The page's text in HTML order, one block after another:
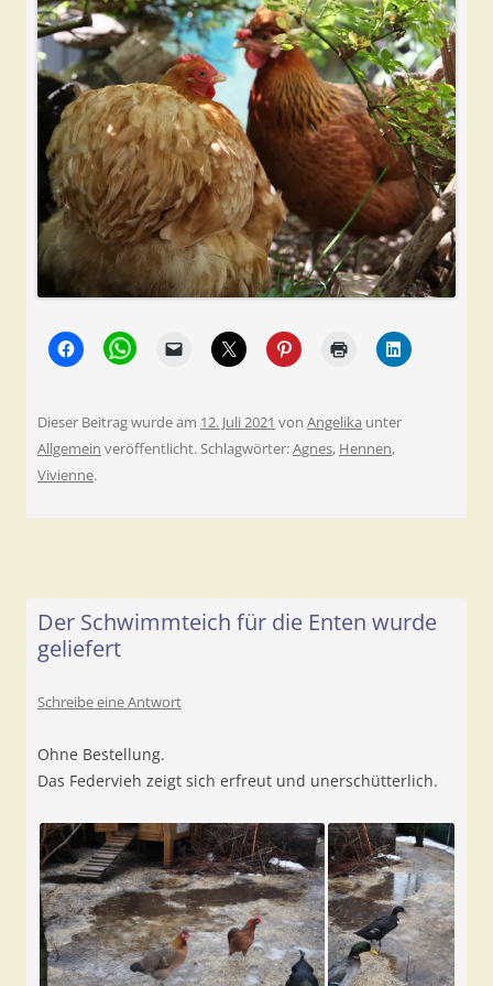
Dieser Beitrag wurde am 12. Juli 2021 von Angelika unter
Allgemein veröffentlicht. Schlagwörter:Agnes, Hennen,
Vivienne.
Der Schwimmteich für die Enten wurde
geliefert
Schreibe eine Antwort
Ohne Bestellung.
Das Federvieh zeigt sich erfreut und unerschütterlich.